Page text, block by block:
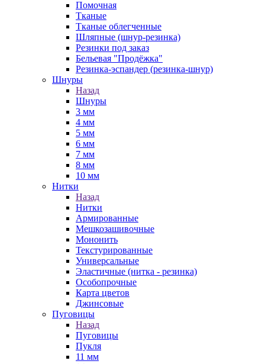
Помочная
Тканые
Тканые облегченные
Шляпные (шнур-резинка)
Резинки под заказ
Бельевая "Продёжка"
Резинка-эспандер (резинка-шнур)
Шнуры
Назад
Шнуры
3 мм
4 мм
5 мм
6 мм
7 мм
8 мм
10 мм
Нитки
Назад
Нитки
Армированные
Мешкозашивочные
Мононить
Текстурированные
Универсальные
Эластичные (нитка - резинка)
Особопрочные
Карта цветов
Джинсовые
Пуговицы
Назад
Пуговицы
Пукля
11 мм